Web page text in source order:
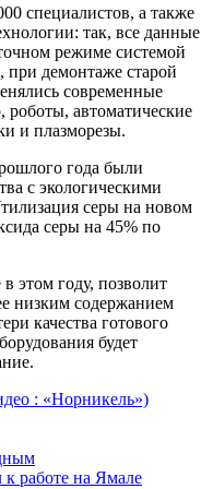
специалистов, а также
так, все данные
режиме системой
при демонтаже старой
современные
автоматические
и плазморезы.
года были
с экологическими
серы на новом
серы на 45% по
этом году, позволит
низким содержанием
качества готового
будет
: «Норникель»)
работе на Ямале